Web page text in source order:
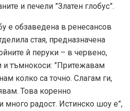
и печели ”Златен глобус”.
е обзаведена в ренесансов
стая, предназначена
й перуки – в червено,
и тъмнокоси: ”Притежавам
колко са точно. Слагам ги,
Това коренно
много радост. Истинско шоу е”,